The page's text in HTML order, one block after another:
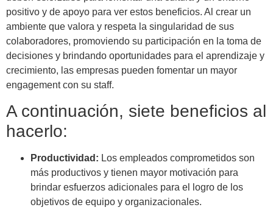
positivo y de apoyo para ver estos beneficios. Al crear un
ambiente que valora y respeta la singularidad de sus
colaboradores, promoviendo su participación en la toma de
decisiones y brindando oportunidades para el aprendizaje y
crecimiento, las empresas pueden fomentar un mayor
engagement con su staff.
A continuación, siete beneficios al
hacerlo:
Productividad: Los empleados comprometidos son
más productivos y tienen mayor motivación para
brindar esfuerzos adicionales para el logro de los
objetivos de equipo y organizacionales.